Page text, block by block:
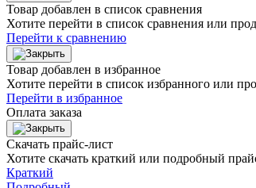
Товар добавлен в список сравнения
Хотите перейти в список сравнения или
Перейти к сравнению
Товар добавлен в избранное
Хотите перейти в список избранного или
Перейти в избранное
Оплата заказа
Скачать прайс-лист
Хотите скачать краткий или подробный
Краткий